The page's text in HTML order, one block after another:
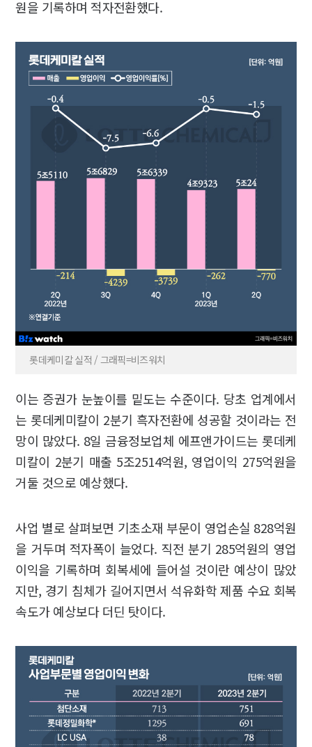
원을 기록하며 적자전환했다.
롯데케미칼 실적 / 그래픽=비즈워치
이는 증권가 눈높이를 밑도는 수준이다. 당초 업계에서
는 롯데케미칼이 2분기 흑자전환에 성공할 것이라는 전
망이 많았다. 8일 금융정보업체 에프앤가이드는 롯데케
미칼이 2분기 매출 5조2514억원, 영업이익 275억원을
거둘 것으로 예상했다.
사업 별로 살펴보면 기초소재 부문이 영업손실 828억원
을 거두며 적자폭이 늘었다. 직전 분기 285억원의 영업
이익을 기록하며 회복세에 들어설 것이란 예상이 많았
지만, 경기 침체가 길어지면서 석유화학 제품 수요 회복
속도가 예상보다 더딘 탓이다.